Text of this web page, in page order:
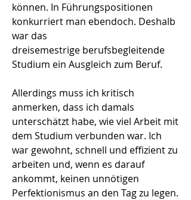
können. In Führungspositionen
konkurriert man ebendoch. Deshalb
war das
dreisemestrige berufsbegleitende
Studium ein Ausgleich zum Beruf.
Allerdings muss ich kritisch
anmerken, dass ich damals
unterschätzt habe, wie viel Arbeit mit
dem Studium verbunden war. Ich
war gewohnt, schnell und effizient zu
arbeiten und, wenn es darauf
ankommt, keinen unnötigen
Perfektionismus an den Tag zu legen.